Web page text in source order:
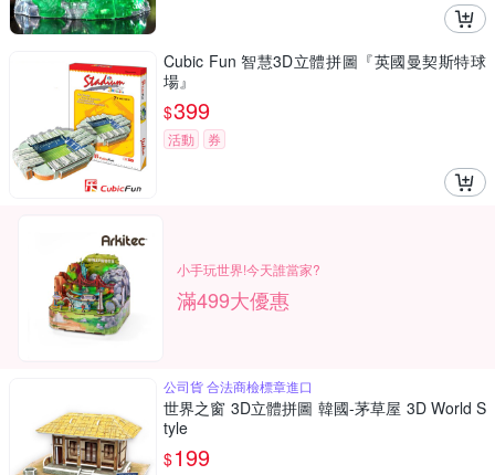
Cubic Fun 智慧3D立體拼圖『英國曼契斯特球
場』
$399
活動 券
小手玩世界!今天誰當家?
滿499大優惠
公司貨 合法商檢標章進口
世界之窗 3D立體拼圖 韓國-茅草屋 3D World S
tyle
$199